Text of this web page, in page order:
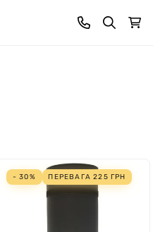
- 30% ПЕРЕВАГА225 ГРН